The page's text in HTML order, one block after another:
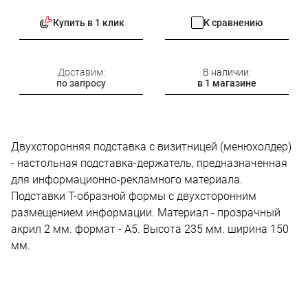
Купить в 1 клик К сравнению
Доставим:
по запросу
В наличии:
в 1 магазине
Двухсторонняя подставка с визитницей (менюхолдер)
- настольная подставка-держатель, предназначенная
для информационно-рекламного материала.
Подставки Т-образной формы с двухсторонним
размещением информации. Материал - прозрачный
акрил 2 мм. формат - А5. Высота 235 мм. ширина 150
мм.